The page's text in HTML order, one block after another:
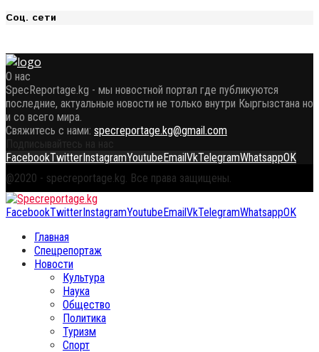
Соц. сети
О нас
SpecReportage.kg - мы новостной портал где публикуются
последние, актуальные новости не только внутри Кыргызстана но
и со всего мира.
Свяжитесь с нами: specreportage.kg@gmail.com
Подписывайтесь на нас
FacebookTwitterInstagramYoutubeEmailVkTelegramWhatsappOK
@2020 - specreportage.kg. Все права защищены.
FacebookTwitterInstagramYoutubeEmailVkTelegramWhatsappOK
Главная
Спецрепортаж
Новости
Культура
Наука
Общество
Политика
Туризм
Спорт